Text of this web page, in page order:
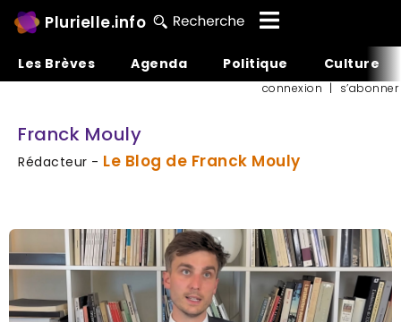
Plurielle.info
Les Brèves Agenda Politique Culture
connexion | s’abonner
Franck Mouly
Rédacteur - Le Blog de Franck Mouly